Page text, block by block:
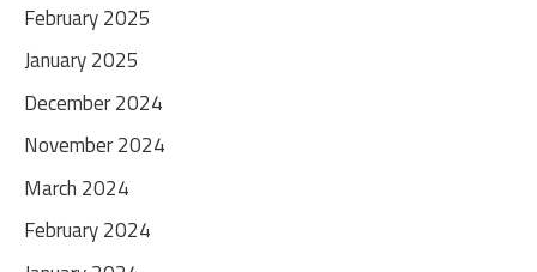
February 2025
January 2025
December 2024
November 2024
March 2024
February 2024